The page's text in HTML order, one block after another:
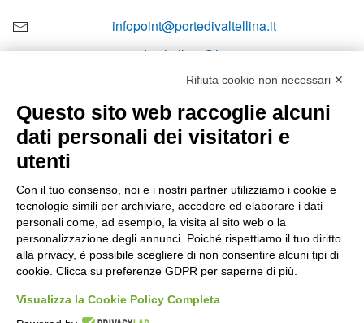
infopoint@portedivaltellina.it
portedivaltellina@lamiapec.it
+39 0342 601140
Lun-ven
08:00 – 12:10 / 14:00 – 18:10
Sabato
08:00 – 12:10
Rifiuta cookie non necessari ✕
Questo sito web raccoglie alcuni
dati personali dei visitatori e
utenti
Con il tuo consenso, noi e i nostri partner utilizziamo i cookie e
tecnologie simili per archiviare, accedere ed elaborare i dati
personali come, ad esempio, la visita al sito web o la
personalizzazione degli annunci. Poiché rispettiamo il tuo diritto
alla privacy, è possibile scegliere di non consentire alcuni tipi di
cookie. Clicca su preferenze GDPR per saperne di più.
Visualizza la Cookie Policy Completa